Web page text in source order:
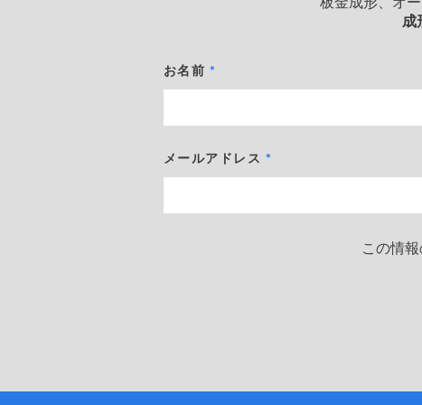
板金成形、オ
成
お名前
メールアドレス
この情